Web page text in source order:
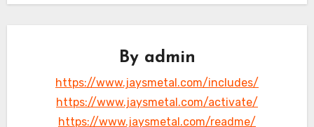
By admin
https://www.jaysmetal.com/includes/
https://www.jaysmetal.com/activate/
https://www.jaysmetal.com/readme/